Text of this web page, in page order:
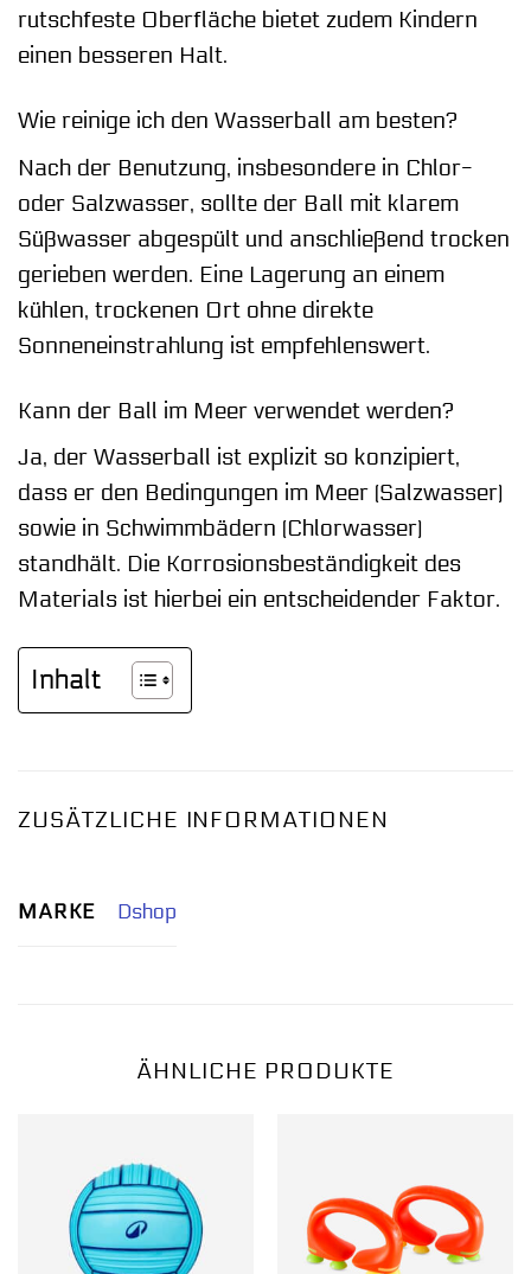
rutschfeste Oberfläche bietet zudem Kindern
einen besseren Halt.
Wie reinige ich den Wasserball am besten?
Nach der Benutzung, insbesondere in Chlor-
oder Salzwasser, sollte der Ball mit klarem
Süßwasser abgespült und anschließend trocken
gerieben werden. Eine Lagerung an einem
kühlen, trockenen Ort ohne direkte
Sonneneinstrahlung ist empfehlenswert.
Kann der Ball im Meer verwendet werden?
Ja, der Wasserball ist explizit so konzipiert,
dass er den Bedingungen im Meer (Salzwasser)
sowie in Schwimmbädern (Chlorwasser)
standhält. Die Korrosionsbeständigkeit des
Materials ist hierbei ein entscheidender Faktor.
Inhalt
ZUSÄTZLICHE INFORMATIONEN
MARKE Dshop
ÄHNLICHE PRODUKTE